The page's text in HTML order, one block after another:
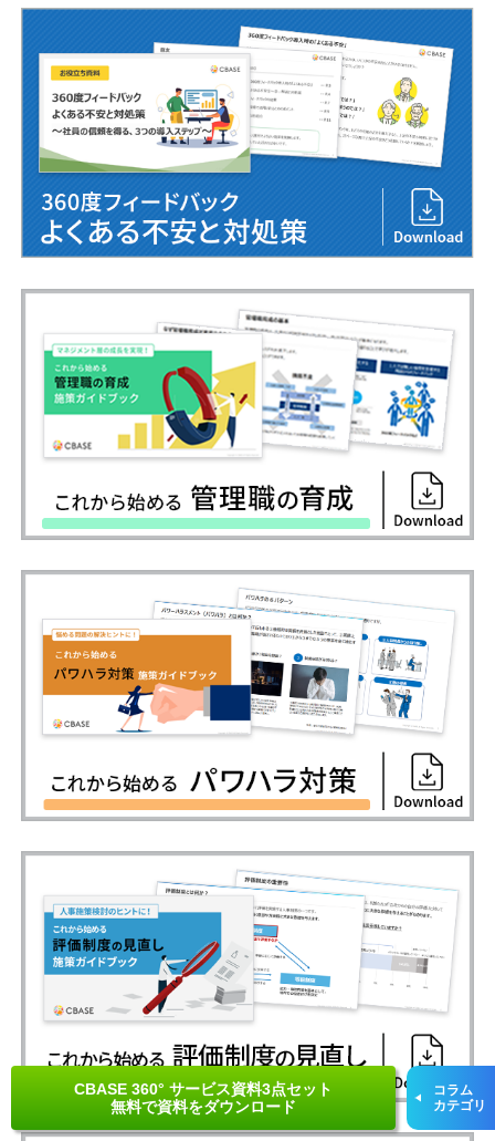
CBASE 360° サービス資料3点セット
無料で資料をダウンロード
コラム
カテゴリ